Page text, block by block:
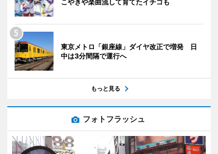
こやきや楽曲流して育てたイチゴも
東京メトロ「銀座線」ダイヤ改正で増発 日
中は3分間隔で運行へ
もっと見る
フォトフラッシュ